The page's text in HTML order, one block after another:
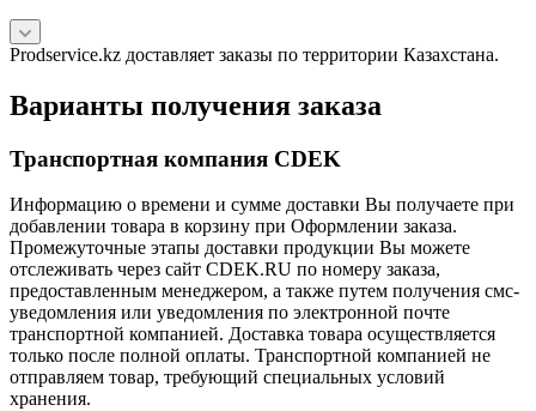
Prodservice.kz доставляет заказы по территории Казахстана.
Варианты получения заказа
Транспортная компания CDEK
Информацию о времени и сумме доставки Вы получаете при
добавлении товара в корзину при Оформлении заказа.
Промежуточные этапы доставки продукции Вы можете
отслеживать через сайт CDEK.RU по номеру заказа,
предоставленным менеджером, а также путем получения смс-
уведомления или уведомления по электронной почте
транспортной компанией. Доставка товара осуществляется
только после полной оплаты. Транспортной компанией не
отправляем товар, требующий специальных условий
хранения.